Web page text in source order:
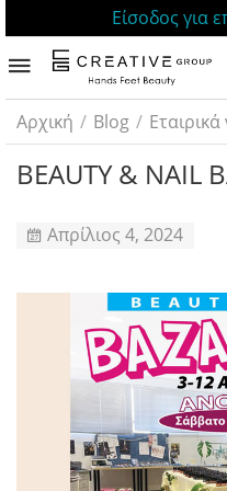
Είσοδος για
Αρχική / Blog /
BEAUTY & NAIL
Απρίλιος 4, 2024